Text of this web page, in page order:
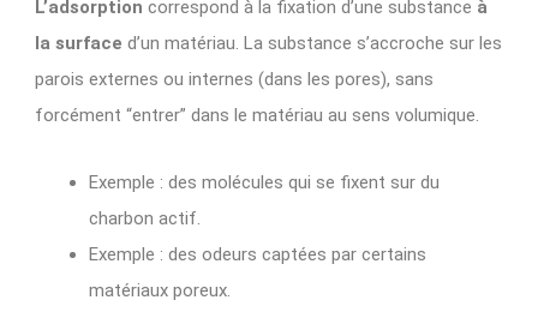
L’adsorption correspond à la fixation d’une substance à
la surface d’un matériau. La substance s’accroche sur les
parois externes ou internes (dans les pores), sans
forcément “entrer” dans le matériau au sens volumique.
Exemple : des molécules qui se fixent sur du
charbon actif.
Exemple : des odeurs captées par certains
matériaux poreux.